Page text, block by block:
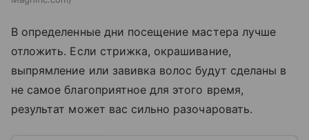
В определенные дни посещение мастера лучше
отложить. Если стрижка, окрашивание,
выпрямление или завивка волос будут сделаны в
не самое благоприятное для этого время,
результат может вас сильно разочаровать.